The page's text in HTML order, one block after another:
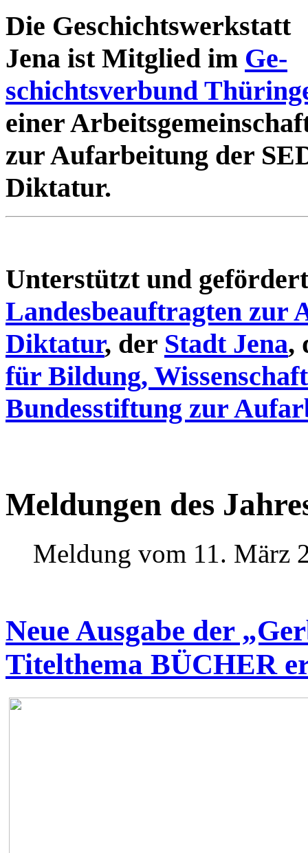
Die Geschichtswerkstatt
Jena ist Mitglied im Ge-
schichtsverbund
einer
zur Aufarbeitung der
Diktatur.
Unterstützt und
Landesbeauftragten zur
Diktatur, der Stadt Jena,
für Bildung,
Bundesstiftung zur
Meldungen des
Meldung vom 11. März
Neue Ausgabe der
Titelthema BÜCHER